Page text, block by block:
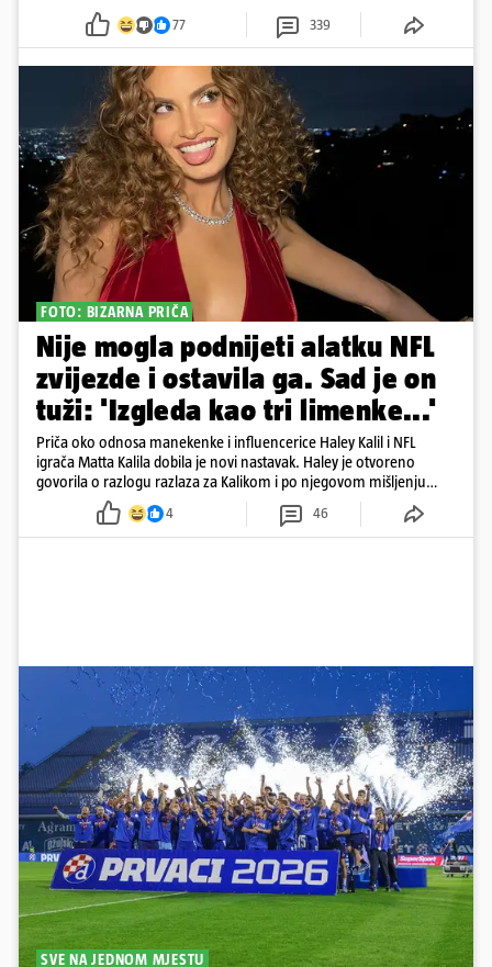
77 339
FOTO: BIZARNA PRIČA
Nije mogla podnijeti alatku NFL
zvijezde i ostavila ga. Sad je on
tuži: 'Izgleda kao tri limenke...'
Priča oko odnosa manekenke i influencerice Haley Kalil i NFL
igrača Matta Kalila dobila je novi nastavak. Haley je otvoreno
govorila o razlogu razlaza za Kalikom i po njegovom mišljenju
prešla granicu dobrog ukusa
4 46
SVE NA JEDNOM MJESTU